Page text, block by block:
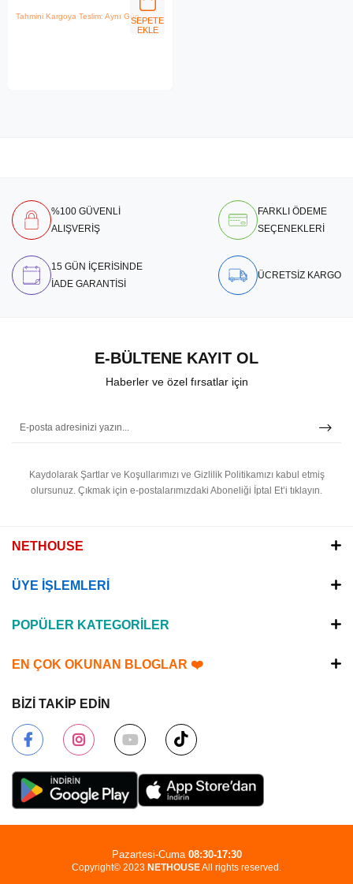
Tahmini Kargoya Teslim: Aynı GünSEPETE
EKLE
%100 GÜVENLİ
ALIŞVERİŞ
FARKLI ÖDEME
SEÇENEKLERİ
15 GÜN İÇERİSİNDE
İADE GARANTİSİ
ÜCRETSİZ KARGO
E-BÜLTENE KAYIT OL
Haberler ve özel fırsatlar için
Kaydolarak Şartlar ve Koşullarımızı ve Gizlilik Politikamızı kabul etmiş
olursunuz. Çıkmak için e-postalarımızdaki Aboneliği İptal Et’i tıklayın.
NETHOUSE
ÜYE İŞLEMLERİ
POPÜLER KATEGORİLER
EN ÇOK OKUNAN BLOGLAR ❤️
BİZİ TAKİP EDİN
Copyright© 2023 NETHOUSEAll rights reserved.
Pazartesi-Cuma 08:30-17:30